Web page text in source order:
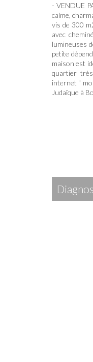
- VENDUE
calme,
vis de 300
avec
lumineuses
petite
maison est
quartier
internet "
Judaïque à